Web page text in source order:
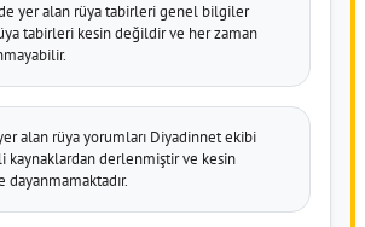
yer alan rüya tabirleri genel bilgiler
tabirleri kesin değildir ve her zaman
alan rüya yorumları Diyadinnet ekibi
kaynaklardan derlenmiştir ve kesin